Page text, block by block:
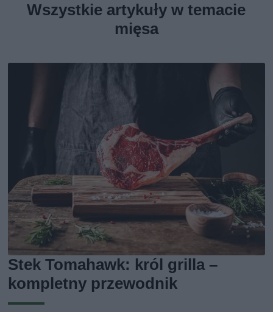
Wszystkie artykuły w temacie
mięsa
Stek Tomahawk: król grilla –
kompletny przewodnik